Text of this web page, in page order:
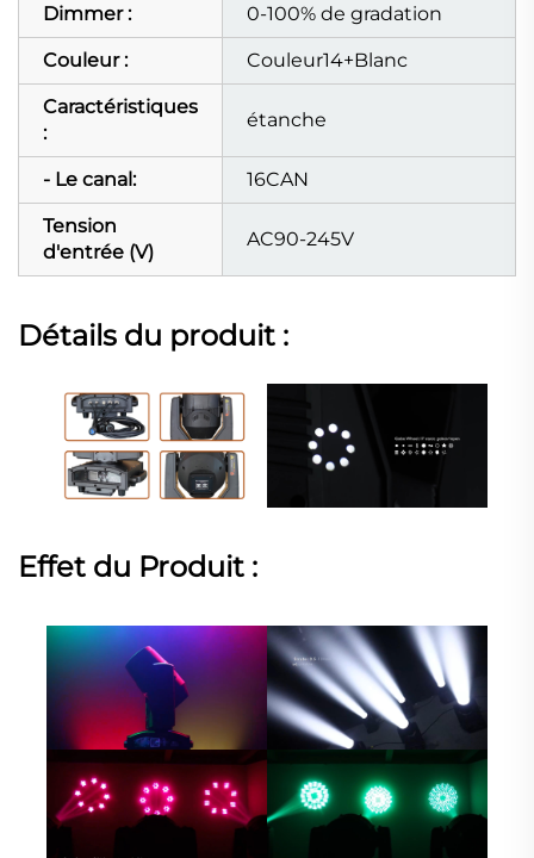
Dimmer : 0-100% de gradation
Couleur : Couleur14+Blanc
Caractéristiques
:
étanche
- Le canal: 16CAN
Tension
d'entrée (V)
AC90-245V
Détails du produit :
Effet du Produit :